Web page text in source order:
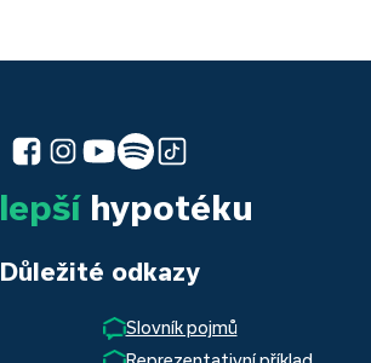
lepšíhypotéku
Důležité odkazy
Slovník pojmů